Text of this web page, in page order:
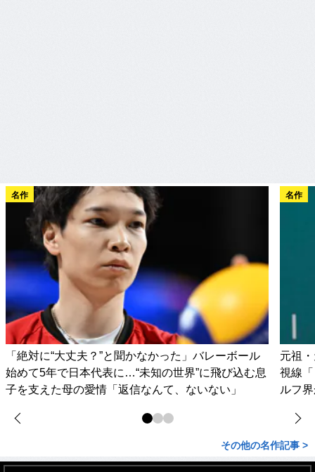
名作
「絶対に“大丈夫？”と聞かなかった」バレーボール
始めて5年で日本代表に…“未知の世界”に飛び込む息
子を支えた母の愛情「返信なんて、ないない」
名作
元祖
視線
ルフ
その他の名作記事 >